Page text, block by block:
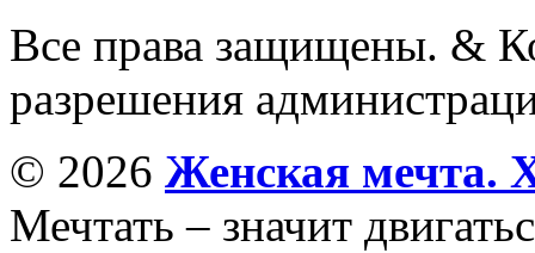
Все права защищены. &
разрешения
© 2026 Женская мечта.
Мечтать – значит